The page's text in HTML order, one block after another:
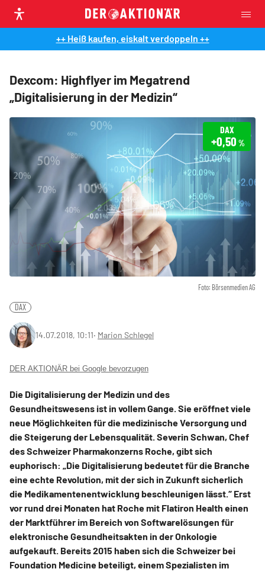
++ Heiß kaufen, eiskalt verdoppeln ++
Dexcom: Highflyer im Megatrend
„Digitalisierung in der Medizin“
Foto: Börsenmedien AG
DAX
+0,50 %
DAX
14.07.2018, 10:11‧ Marion Schlegel
DER AKTIONÄR bei Google bevorzugen
Die Digitalisierung der Medizin und des
Gesundheitswesens ist in vollem Gange. Sie eröffnet viele
neue Möglichkeiten für die medizinische Versorgung und
die Steigerung der Lebensqualität. Severin Schwan, Chef
des Schweizer Pharmakonzerns Roche, gibt sich
euphorisch: „Die Digitalisierung bedeutet für die Branche
eine echte Revolution, mit der sich in Zukunft sicherlich
die Medikamentenentwicklung beschleunigen lässt.“ Erst
vor rund drei Monaten hat Roche mit Flatiron Health einen
der Marktführer im Bereich von Softwarelösungen für
elektronische Gesundheitsakten in der Onkologie
aufgekauft. Bereits 2015 haben sich die Schweizer bei
Foundation Medicine beteiligt, einem Spezialisten im